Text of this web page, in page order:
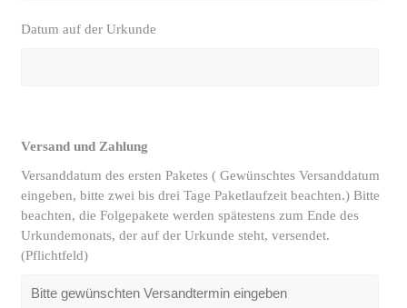
Datum auf der Urkunde
Versand und Zahlung
Versanddatum des ersten Paketes ( Gewünschtes Versanddatum
eingeben, bitte zwei bis drei Tage Paketlaufzeit beachten.) Bitte
beachten, die Folgepakete werden spätestens zum Ende des
Urkundemonats, der auf der Urkunde steht, versendet.
(Pflichtfeld)